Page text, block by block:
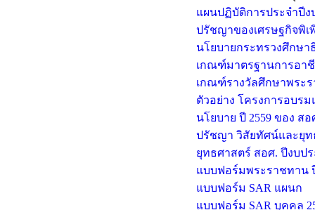
แผนปฏิบัติการประจำปี
ปรัชญาของเศรษฐกิจพิเ
นโยบายกระทรวงศึกษา
เกณฑ์มาตรฐานการอา
เกณฑ์รางวัลศึกษาพระ
ตัวอย่าง โครงการอบรม
นโยบาย ปี 2559 ของ สอ
ปรัชญา วิสัยทัศน์และยุท
ยุทธศาสตร์ สอศ. ปีงบป
แบบฟอร์มพระราชทาน
แบบฟอร์ม SAR แผนก
แบบฟอร์ม SAR บุคคล